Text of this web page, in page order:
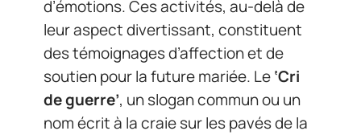
d’émotions. Ces activités, au-delà de
leur aspect divertissant, constituent
des témoignages d’affection et de
soutien pour la future mariée. Le‘Cri
de guerre’, un slogan commun ou un
nom écrit à la craie sur les pavés de la